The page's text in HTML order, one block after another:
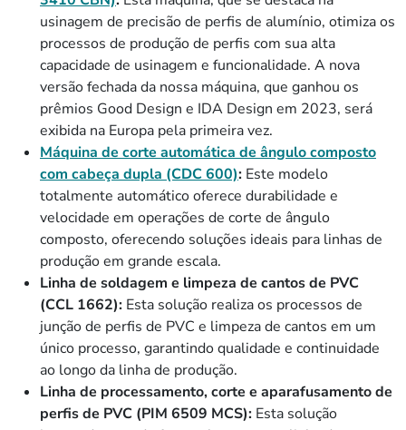
usinagem de precisão de perfis de alumínio, otimiza os
processos de produção de perfis com sua alta
capacidade de usinagem e funcionalidade. A nova
versão fechada da nossa máquina, que ganhou os
prêmios Good Design e IDA Design em 2023, será
exibida na Europa pela primeira vez.
Máquina de corte automática de ângulo composto
com cabeça dupla (CDC 600): Este modelo
totalmente automático oferece durabilidade e
velocidade em operações de corte de ângulo
composto, oferecendo soluções ideais para linhas de
produção em grande escala.
Linha de soldagem e limpeza de cantos de PVC
(CCL 1662): Esta solução realiza os processos de
junção de perfis de PVC e limpeza de cantos em um
único processo, garantindo qualidade e continuidade
ao longo da linha de produção.
Linha de processamento, corte e aparafusamento de
perfis de PVC (PIM 6509 MCS): Esta solução